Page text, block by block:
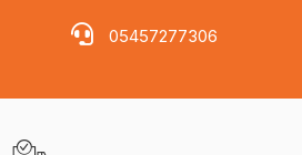
05457277306